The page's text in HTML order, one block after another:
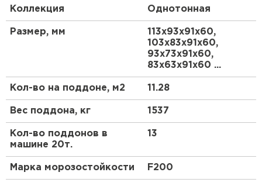
Коллекция Однотонная
Размер, мм
113х93х91х60,
103х83х91х60,
93х73х91х60,
83х63х91х60 ...
Кол-во на поддоне, м2 11.28
Вес поддона, кг 1537
Кол-во поддонов в
машине 20т.
13
Марка морозостойкости F200